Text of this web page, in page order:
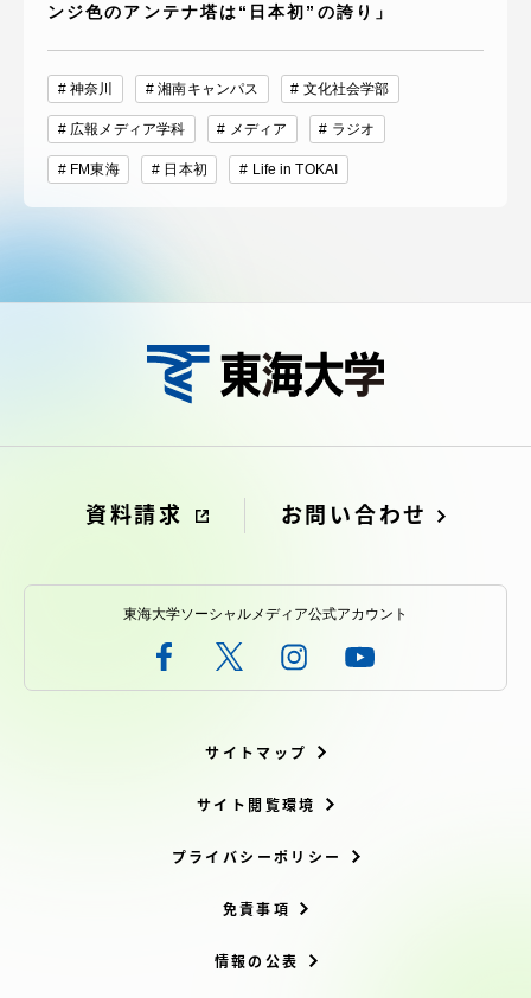
ンジ色のアンテナ塔は“日本初”の誇り」
神奈川 湘南キャンパス 文化社会学部
広報メディア学科 メディア ラジオ
FM東海 日本初 Life in TOKAI
資料請求 お問い合わせ
東海大学ソーシャルメディア公式アカウント
サイトマップ
サイト閲覧環境
プライバシーポリシー
免責事項
情報の公表